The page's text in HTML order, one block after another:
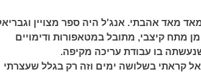
מאד אהבתי. אנג'ל היה ספר מצויין
מתח קיצבי, מתובל במטאפורות ודימויים
בו עבודת עריכה מקיפה.
קראתי בשלושה ימים וזה רק בגלל שעצרתי